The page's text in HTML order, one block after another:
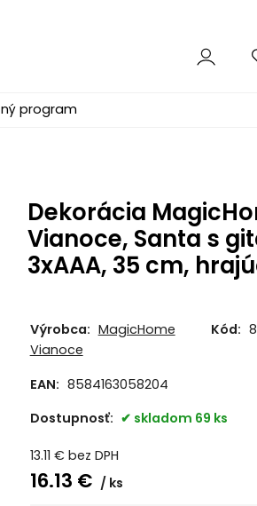
program
Dekorácia
Vianoce, Santa s
3xAAA, 35 cm,
Výrobca: MagicHome
Vianoce
Kód:
EAN: 8584163058204
Dostupnosť:
skladom 69 ks
13.11 € bez DPH
16.13 € ks